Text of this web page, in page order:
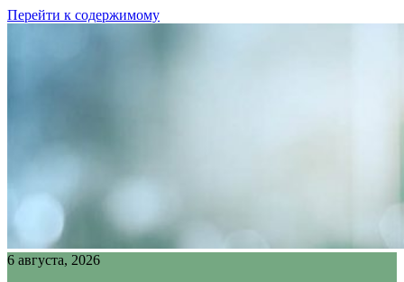
Перейти к содержимому
6 августа, 2026